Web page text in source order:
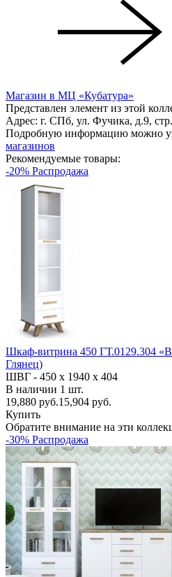
Магазин в МЦ «Кубатура»
Представлен элемент из этой
Адрес: г. СПб, ул. Фучика, д.9,
Подробную информацию можно
магазинов
Рекомендуемые товары:
-20% Распродажа
Шкаф-витрина 450 ГТ.0129.304
Глянец)
ШВГ - 450 х 1940 х 404
В наличии 1 шт.
19,880 руб.15,904 руб.
Купить
Обратите внимание на эти
-30% Распродажа